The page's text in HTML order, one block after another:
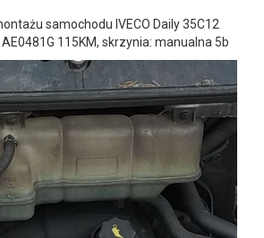
samochodu IVECO Daily 35C12
115KM, skrzynia: manualna 5b